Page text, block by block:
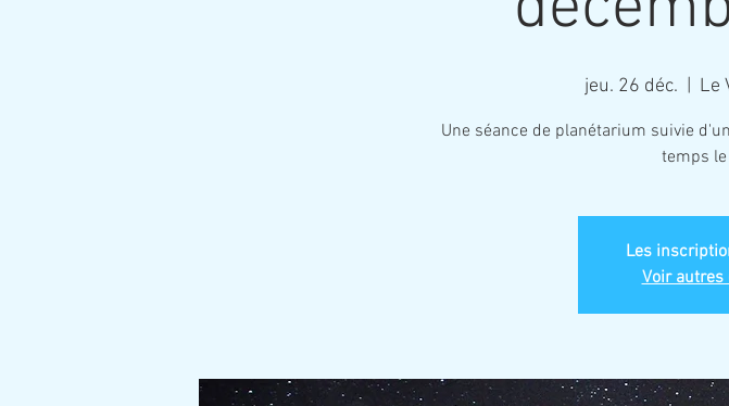
jeu. 26 déc. Le
Une séance de planétarium suivie
temps
Les
Voir autres